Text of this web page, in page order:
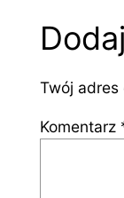
Twój
Komentarz